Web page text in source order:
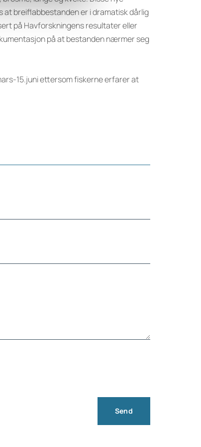
breiflabbestanden er i dramatisk dårlig
på Havforskningens resultater eller
på at bestanden nærmer seg
15.juni ettersom fiskerne erfarer at